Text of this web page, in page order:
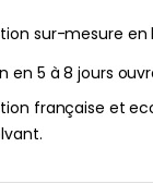
fois
sur-mesure en
en 5 à 8 jours
française et